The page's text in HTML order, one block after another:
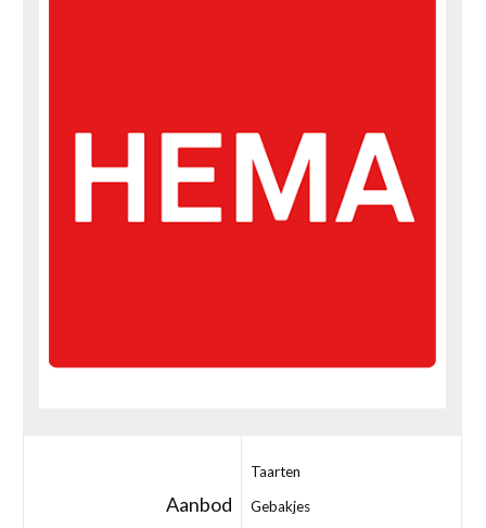
Aanbod
Taarten
Gebakjes